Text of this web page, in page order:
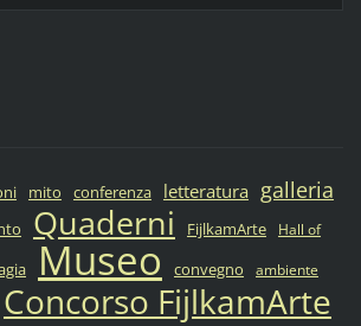
mito conferenza letteratura galleria
Quaderni FijlkamArte
Hall of
Museo convegno ambiente
Concorso FijlkamArte